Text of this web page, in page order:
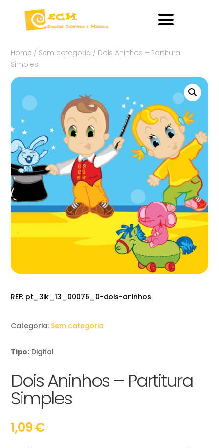
Home / Sem categoria / Dois Aninhos – Partitura
Simples
REF: pt_3ik_13_00076_0-dois-aninhos
Categoria: Sem categoria
Tipo: Digital
Dois Aninhos – Partitura
Simples
1,09€